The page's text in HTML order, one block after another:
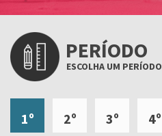
PERÍODO
ESCOLHA UM PERÍODO
1º 2º 3º 4º